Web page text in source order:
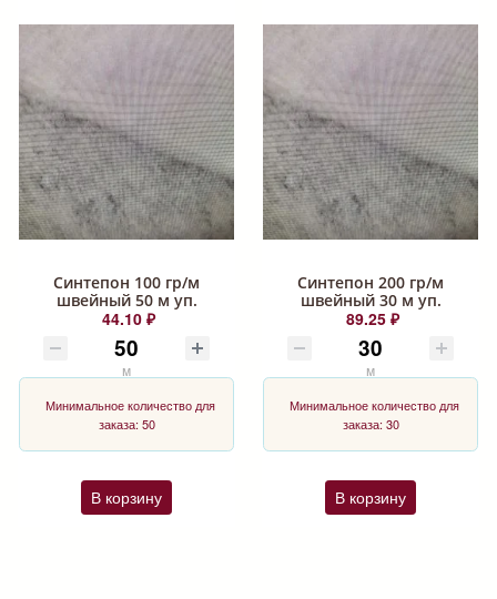
Синтепон 100 гр/м
швейный 50 м уп.
44.10 ₽
м
Минимальное количество для
заказа: 50
В корзину
Синтепон 200 гр/м
швейный 30 м уп.
89.25 ₽
м
Минимальное количество для
заказа: 30
В корзину